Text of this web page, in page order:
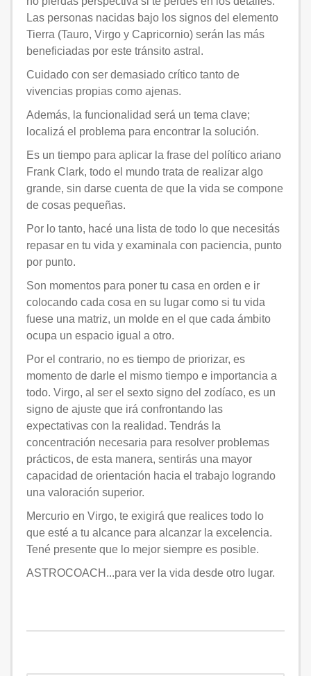
Las personas nacidas bajo los signos del elemento
Tierra (Tauro, Virgo y Capricornio) serán las más
beneficiadas por este tránsito astral.
Cuidado con ser demasiado crítico tanto de
vivencias propias como ajenas.
Además, la funcionalidad será un tema clave;
localizá el problema para encontrar la solución.
Es un tiempo para aplicar la frase del político ariano
Frank Clark, todo el mundo trata de realizar algo
grande, sin darse cuenta de que la vida se compone
de cosas pequeñas.
Por lo tanto, hacé una lista de todo lo que necesitás
repasar en tu vida y examinala con paciencia, punto
por punto.
Son momentos para poner tu casa en orden e ir
colocando cada cosa en su lugar como si tu vida
fuese una matriz, un molde en el que cada ámbito
ocupa un espacio igual a otro.
Por el contrario, no es tiempo de priorizar, es
momento de darle el mismo tiempo e importancia a
todo. Virgo, al ser el sexto signo del zodíaco, es un
signo de ajuste que irá confrontando las
expectativas con la realidad. Tendrás la
concentración necesaria para resolver problemas
prácticos, de esta manera, sentirás una mayor
capacidad de orientación hacia el trabajo logrando
una valoración superior.
Mercurio en Virgo, te exigirá que realices todo lo
que esté a tu alcance para alcanzar la excelencia.
Tené presente que lo mejor siempre es posible.
ASTROCOACH...para ver la vida desde otro lugar.